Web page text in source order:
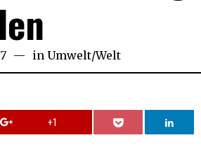
in Umwelt/Welt
+1